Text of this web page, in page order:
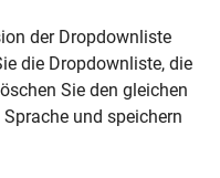
der Dropdownliste
die Dropdownliste, die
Sie den gleichen
und speichern